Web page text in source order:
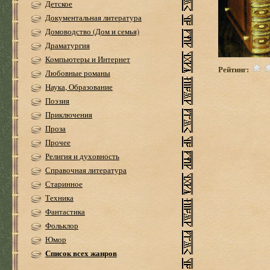
Детское
Документальная литература
Домоводство (Дом и семья)
Драматургия
Компьютеры и Интернет
Любовные романы
Наука, Образование
Поэзия
Приключения
Проза
Прочее
Религия и духовность
Справочная литература
Старинное
Техника
Фантастика
Фольклор
Юмор
Список всех жанров
Рейтинг: